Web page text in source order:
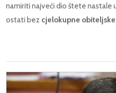
namiriti najveći dio štete nastale
ostati bez cjelokupne